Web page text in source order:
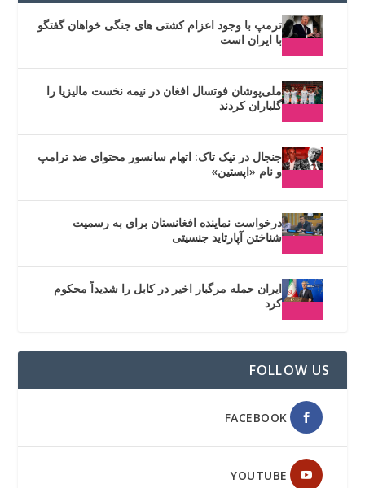
ترمپ با وجود اعزام کشتی های جنگی خواهان گفتگو
با ایران است
ملی‌پوشان فوتسال افغان در نیمه نخست مالیزیا را
گلباران کردند
جنجال در تیک تاک: اتهام سانسور محتوای ضد ترامپ
و نام «اپستین»
درخواست نماینده افغانستان برای به رسمیت
شناختن آپارتاید جنسیتی
ایران حمله مرگبار اخیر در کابل را شدیداً محکوم
کرد
FOLLOW US
FACEBOOK
YOUTUBE